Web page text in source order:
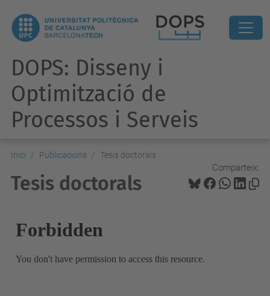
DOPS: Disseny i
Optimització de
Processos i Serveis
Inici Publicacions Tesis doctorals
Comparteix:
Tesis doctorals